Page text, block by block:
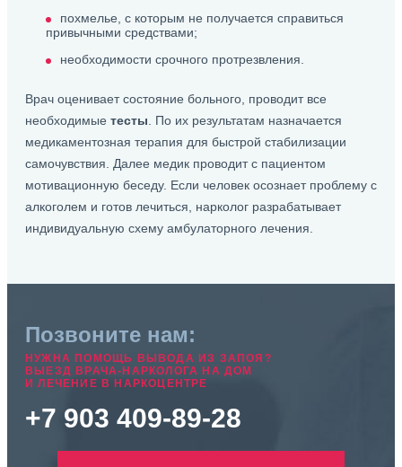
похмелье, с которым не получается справиться
привычными средствами;
необходимости срочного протрезвления.
Врач оценивает состояние больного, проводит все
необходимые тесты . По их результатам назначается
медикаментозная терапия для быстрой стабилизации
самочувствия. Далее медик проводит с пациентом
мотивационную беседу. Если человек осознает проблему с
алкоголем и готов лечиться, нарколог разрабатывает
индивидуальную схему амбулаторного лечения.
Позвоните нам:
НУЖНА ПОМОЩЬ ВЫВОДА ИЗ ЗАПОЯ?
ВЫЕЗД ВРАЧА-НАРКОЛОГА НА ДОМ
И ЛЕЧЕНИЕ В НАРКОЦЕНТРЕ
+7 903 409-89-28